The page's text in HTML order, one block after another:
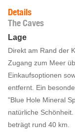
Details
The Caves
Lage
Direkt am Rand der
Zugang zum Meer
Einkaufsoptionen
entfernt. Ein
"Blue Hole Mineral
natürliche
beträgt rund 40 km.